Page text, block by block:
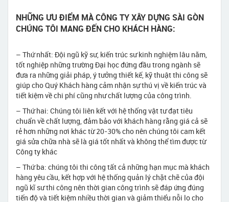
NHỮNG ƯU ĐIỂM MÀ CÔNG TY XÂY DỰNG SÀI GÒN
CHÚNG TÔI MANG ĐẾN CHO KHÁCH HÀNG:
– Thứ nhất: Đội ngũ kỹ sư, kiến trúc sư kinh nghiệm lâu năm,
tốt nghiệp những trường Đại học đứng đầu trong ngành sẽ
đưa ra những giải pháp, ý tưởng thiết kế, kỹ thuật thi công sẽ
giúp cho Quý Khách hàng cảm nhận sự thú vị về kiến trúc và
tiết kiệm về chi phí cũng như chất lượng của công trình.
– Thứ hai: Chúng tôi liên kết với hệ thống vật tư đạt tiêu
chuẩn về chất lượng, đảm bảo với khách hàng rằng giá cả sẽ
rẻ hơn những nơi khác từ 20-30% cho nên chúng tôi cam kết
giá sửa chữa nhà sẽ là giá tốt nhất và không thể tìm được từ
Công ty khác
– Thứ ba: chúng tôi thi công tất cả những hạn mục mà khách
hàng yêu cầu, kết hợp với hệ thống quản lý chặt chẽ của đội
ngũ kĩ sư thi công nên thời gian công trình sẽ đáp ứng đúng
tiến độ và tiết kiệm nhiều thời gian và giảm thiểu nỗi lo cho